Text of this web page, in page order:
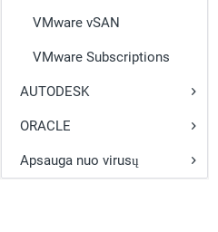
VMware vSAN
VMware Subscriptions
AUTODESK
ORACLE
Apsauga nuo virusų